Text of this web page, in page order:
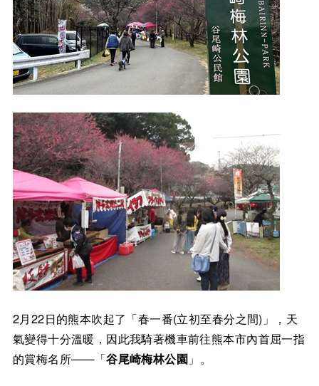
2月22日的熊本吹起了「春一番(立初至春分之間)」，天
氣變得十分溫暖，因此我騎著機車前往熊本市內首屈一指
的賞梅名所——「谷尾崎梅林公園 」。